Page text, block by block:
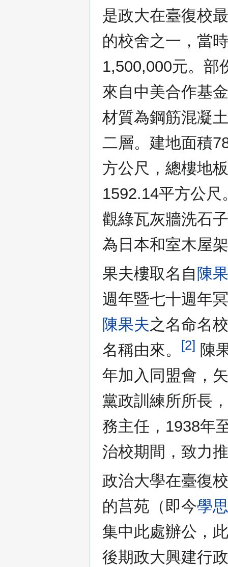
是政大在臺復校
的校舍之一，當
1,500,000元。部
來自中美合作基
材質為鋼筋混凝
二層。建地面積
方公尺，總樓地
1592.14平方公尺
觀綠瓦灰牆洗石
為日本和室木屋
果夫樓取名自 陳
週年暨七十週年
陳果夫之名命名
名稱由來。
[2] 陳
年加入同盟會，
黨政訓練所所長
務主任，1938年
治校期間，致力
政治大學在臺復
的莒苑（即今學
集中此處辦公，
後期政大興建行